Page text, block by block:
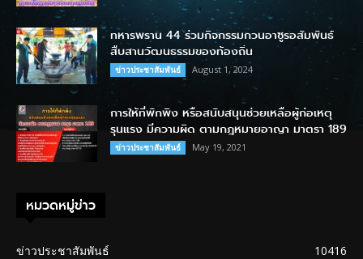
ทหารพราน 44 ร่วมกิจกรรมกวนอาซูรอสัมพันธ์
สืบสานวัฒนธรรมของท้องถิ่น
ข่าวประชาสัมพันธ์ August 1, 2024
การให้ที่พักพิง หรือสนับสนุนช่วยเหลือผู้ก่อเหตุ
รุนแรง มีความผิด ตามกฎหมายอาญา มาตรา 189
ข่าวประชาสัมพันธ์ May 19, 2021
หมวดหมู่ข่าว
ข่าวประชาสัมพันธ์ 10416